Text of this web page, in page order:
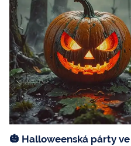
🎃 Halloweenská párty